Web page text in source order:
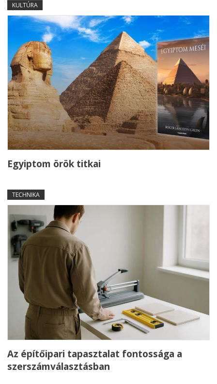
KULTÚRA
Egyiptom örök titkai
TECHNIKA
Az építőipari tapasztalat fontossága a
szerszámválasztásban